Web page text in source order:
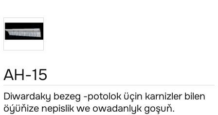
AH-15
Diwardaky bezeg -potolok üçin karnizler bilen
öýüňize nepislik we owadanlyk goşuň.